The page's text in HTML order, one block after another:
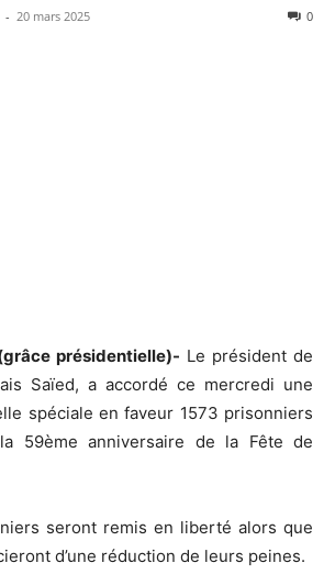
- 20 mars 2025 0
présidentielle)- Le président de
Saïed, a accordé ce mercredi une
spéciale en faveur 1573 prisonniers
59ème anniversaire de la Fête de
seront remis en liberté alors que
d’une réduction de leurs peines.